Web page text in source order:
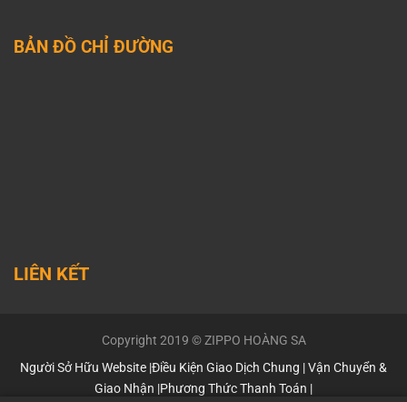
BẢN ĐỒ CHỈ ĐƯỜNG
LIÊN KẾT
Copyright 2019 © ZIPPO HOÀNG SA
Người Sở Hữu Website |Điều Kiện Giao Dịch Chung |Vận Chuyển &
Giao Nhận |Phương Thức Thanh Toán |